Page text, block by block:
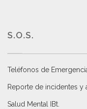
S.O.S.
Teléfonos de
Reporte de incidentes y
Salud Mental IBt.